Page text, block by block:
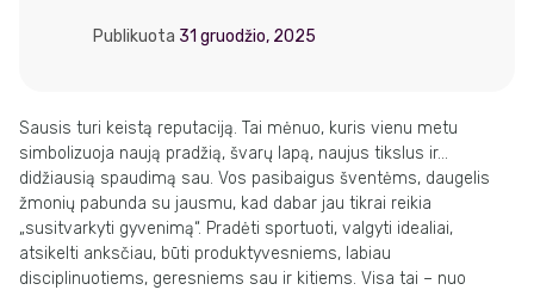
Publikuota 31 gruodžio, 2025
Sausis turi keistą reputaciją. Tai mėnuo, kuris vienu metu
simbolizuoja naują pradžią, švarų lapą, naujus tikslus ir…
didžiausią spaudimą sau. Vos pasibaigus šventėms, daugelis
žmonių pabunda su jausmu, kad dabar jau tikrai reikia
„susitvarkyti gyvenimą“. Pradėti sportuoti, valgyti idealiai,
atsikelti anksčiau, būti produktyvesniems, labiau
disciplinuotiems, geresniems sau ir kitiems. Visa tai – nuo